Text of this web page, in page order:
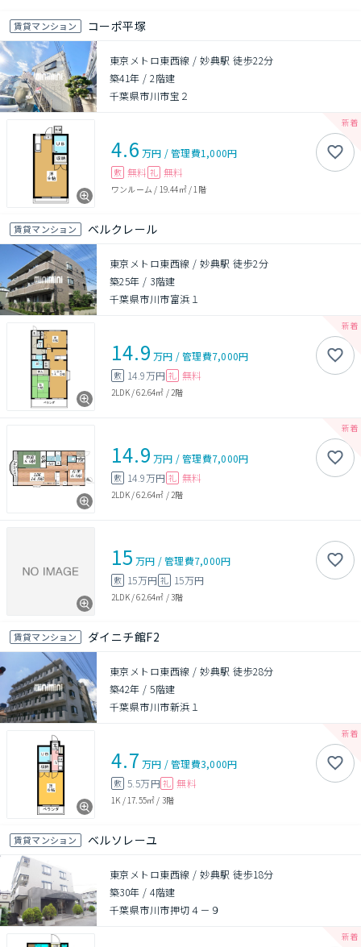
賃貸マンション コーポ平塚
東京メトロ東西線 / 妙典駅 徒歩22分
築41年 /2階建
千葉県市川市宝２
4.6 万円 /管理費1,000円
敷 無料 礼 無料
ワンルーム / 19.44㎡/ 1階
賃貸マンション ベルクレール
東京メトロ東西線 / 妙典駅 徒歩2分
築25年 / 3階建
千葉県市川市富浜１
14.9 万円 /管理費7,000円
敷 14.9万円 礼 無料
2LDK/62.64㎡ / 2階
14.9 万円 /管理費7,000円
敷 14.9万円 礼 無料
2LDK/62.64㎡ / 2階
15 万円 /管理費7,000円
敷 15万円 礼 15万円
2LDK/62.64㎡ /3階
賃貸マンション ダイニチ館F2
東京メトロ東西線 / 妙典駅 徒歩28分
築42年 /5階建
千葉県市川市新浜１
4.7 万円 /管理費3,000円
敷 5.5万円 礼 無料
1K / 17.55㎡ / 3階
賃貸マンション ベルソレーユ
東京メトロ東西線 / 妙典駅 徒歩18分
築30年 /4階建
千葉県市川市押切４－９